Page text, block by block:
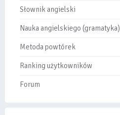
Słownik angielski
Nauka angielskiego (gramatyka)
Metoda powtórek
Ranking użytkowników
Forum